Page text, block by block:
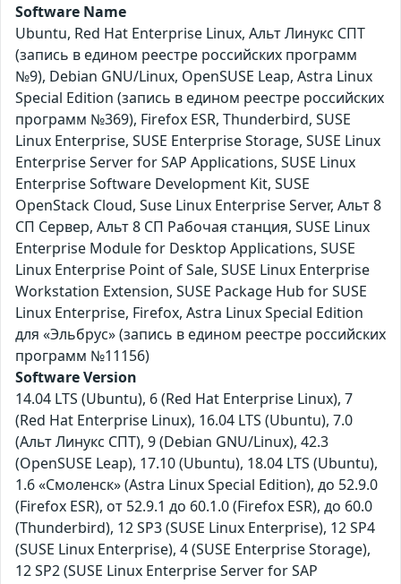
Software Name
Ubuntu, Red Hat Enterprise Linux, Альт Линукс СПТ
(запись в едином реестре российских программ
№9), Debian GNU/Linux, OpenSUSE Leap, Astra Linux
Special Edition (запись в едином реестре российских
программ №369), Firefox ESR, Thunderbird, SUSE
Linux Enterprise, SUSE Enterprise Storage, SUSE Linux
Enterprise Server for SAP Applications, SUSE Linux
Enterprise Software Development Kit, SUSE
OpenStack Cloud, Suse Linux Enterprise Server, Альт 8
СП Сервер, Альт 8 СП Рабочая станция, SUSE Linux
Enterprise Module for Desktop Applications, SUSE
Linux Enterprise Point of Sale, SUSE Linux Enterprise
Workstation Extension, SUSE Package Hub for SUSE
Linux Enterprise, Firefox, Astra Linux Special Edition
для «Эльбрус» (запись в едином реестре российских
программ №11156)
Software Version
14.04 LTS (Ubuntu), 6 (Red Hat Enterprise Linux), 7
(Red Hat Enterprise Linux), 16.04 LTS (Ubuntu), 7.0
(Альт Линукс СПТ), 9 (Debian GNU/Linux), 42.3
(OpenSUSE Leap), 17.10 (Ubuntu), 18.04 LTS (Ubuntu),
1.6 «Смоленск» (Astra Linux Special Edition), до 52.9.0
(Firefox ESR), от 52.9.1 до 60.1.0 (Firefox ESR), до 60.0
(Thunderbird), 12 SP3 (SUSE Linux Enterprise), 12 SP4
(SUSE Linux Enterprise), 4 (SUSE Enterprise Storage),
12 SP2 (SUSE Linux Enterprise Server for SAP